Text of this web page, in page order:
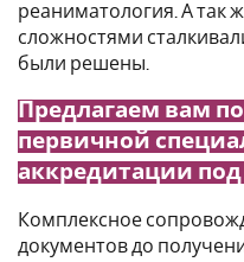
реаниматология. А так
сложностями
были решены.
Предлагаем вам
первичной
аккредитации
Комплексное
документов до